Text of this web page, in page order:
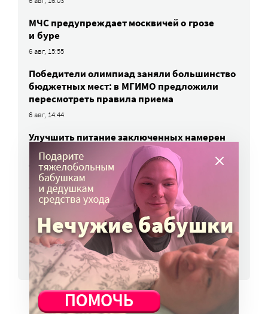
МЧС предупреждает москвичей о грозе
и буре
6 авг, 15:55
Победители олимпиад заняли большинство
бюджетных мест: в МГИМО предложили
пересмотреть правила приема
6 авг, 14:44
Улучшить питание заключенных намерен
Минюст
6 авг, 13:19
Обязать самозанятых платить пенсионные
взносы предлагают профсоюзы
6 авг, 10:51
ВСЕ НОВОСТИ